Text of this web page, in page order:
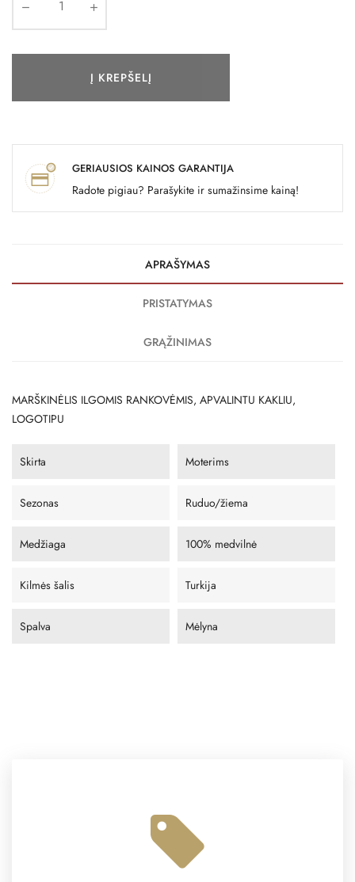
Į KREPŠELĮ
GERIAUSIOS KAINOS GARANTIJA
Radote pigiau? Parašykite ir sumažinsime kainą!
APRAŠYMAS
PRISTATYMAS
GRĄŽINIMAS
MARŠKINĖLIS ILGOMIS RANKOVĖMIS, APVALINTU KAKLIU,
LOGOTIPU
Skirta Moterims
Sezonas Ruduo/žiema
Medžiaga 100% medvilnė
Kilmės šalis Turkija
Spalva Mėlyna